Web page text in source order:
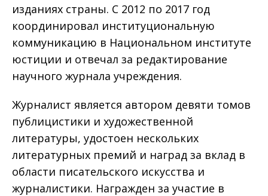
изданиях страны. С 2012 по 2017 год
координировал институциональную
коммуникацию в Национальном институте
юстиции и отвечал за редактирование
научного журнала учреждения.
Журналист является автором девяти томов
публицистики и художественной
литературы, удостоен нескольких
литературных премий и наград за вклад в
области писательского искусства и
журналистики. Награжден за участие в